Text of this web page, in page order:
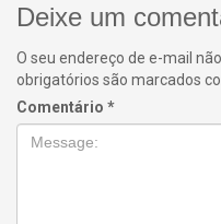
Deixe um
O seu endereço de e-mail
obrigatórios são marcados
Comentário *